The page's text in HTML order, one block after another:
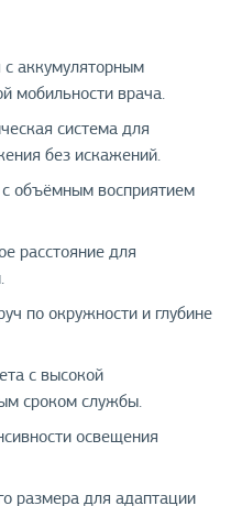
с аккумуляторным
мобильности врача.
система для
без искажений.
объёмным восприятием
расстояние для
по окружности и глубине
с высокой
сроком службы.
освещения
размера для адаптации